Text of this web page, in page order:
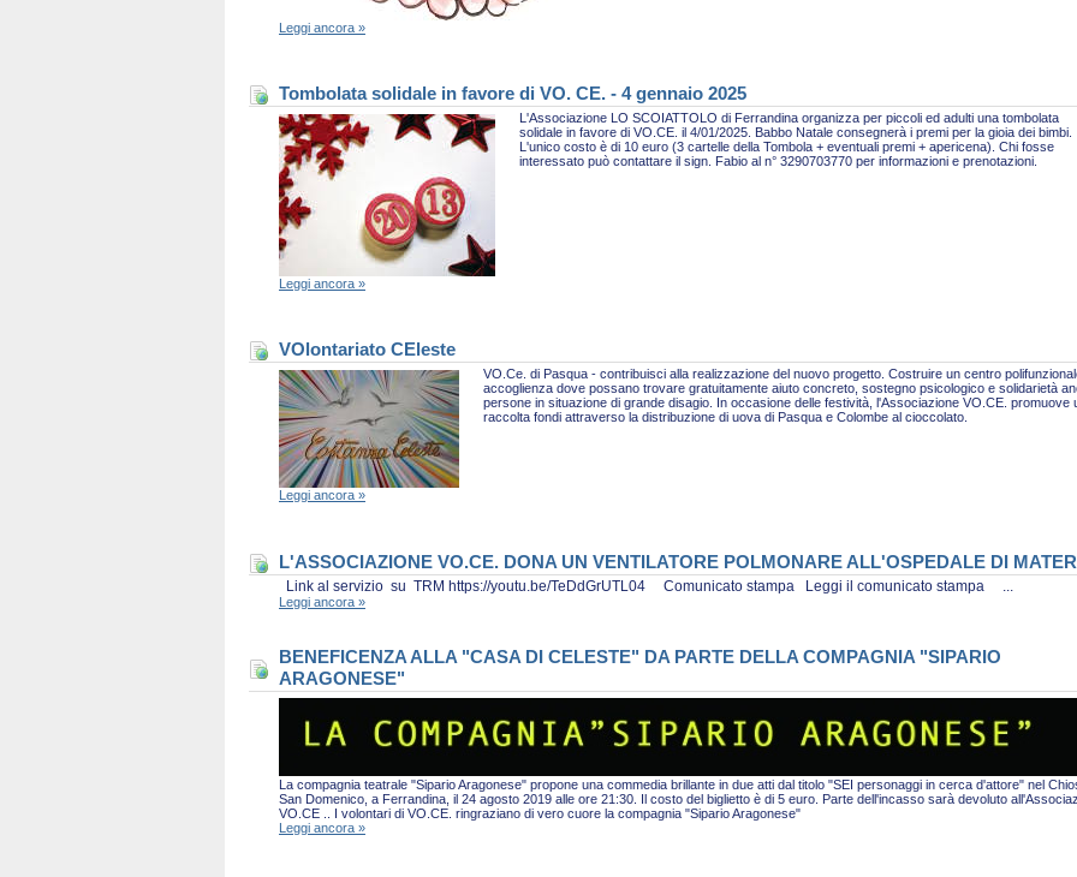
Leggi ancora »
Tombolata solidale in favore di VO. CE. - 4 gennaio 2025
L'Associazione LO SCOIATTOLO di Ferrandina organizza per piccoli ed adulti una tombolata
solidale in favore di VO.CE. il 4/01/2025. Babbo Natale consegnerà i premi per la gioia dei bimbi.
L'unico costo è di 10 euro (3 cartelle della Tombola + eventuali premi + apericena). Chi fosse
interessato può contattare il sign. Fabio al n° 3290703770 per informazioni e prenotazioni.
Leggi ancora »
VOlontariato CEleste
VO.Ce. di Pasqua - contribuisci alla realizzazione del nuovo progetto. Costruire un centro
accoglienza dove possano trovare gratuitamente aiuto concreto, sostegno psicologico e solidarietà
persone in situazione di grande disagio. In occasione delle festività, l'Associazione VO.CE. promuove
raccolta fondi attraverso la distribuzione di uova di Pasqua e Colombe al cioccolato.
Leggi ancora »
L'ASSOCIAZIONE VO.CE. DONA UN VENTILATORE POLMONARE ALL'OSPEDALE DI
Link al servizio su TRM https://youtu.be/TeDdGrUTL04 Comunicato stampa Leggi il comunicato stampa ...
Leggi ancora »
BENEFICENZA ALLA "CASA DI CELESTE" DA PARTE DELLA COMPAGNIA "SIPARIO
ARAGONESE"
La compagnia teatrale "Sipario Aragonese" propone una commedia brillante in due atti dal titolo "SEI personaggi in cerca d'attore" nel
San Domenico, a Ferrandina, il 24 agosto 2019 alle ore 21:30. Il costo del biglietto è di 5 euro. Parte dell'incasso sarà devoluto
VO.CE .. I volontari di VO.CE. ringraziano di vero cuore la compagnia "Sipario Aragonese"
Leggi ancora »